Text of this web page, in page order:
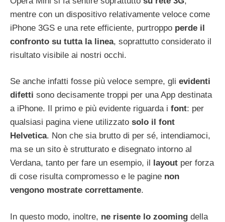
mentre con un dispositivo relativamente veloce come
iPhone 3GS e una rete efficiente, purtroppo perde il
confronto su tutta la linea, soprattutto considerato il
risultato visibile ai nostri occhi.
Se anche infatti fosse più veloce sempre, gli evidenti
difetti sono decisamente troppi per una App destinata
a iPhone. Il primo e più evidente riguarda i font: per
qualsiasi pagina viene utilizzato solo il font
Helvetica. Non che sia brutto di per sé, intendiamoci,
ma se un sito è strutturato e disegnato intorno al
Verdana, tanto per fare un esempio, il
layout per forza
di cose risulta compromesso e le pagine non
vengono mostrate correttamente.
In questo modo, inoltre, ne risente lo zooming della